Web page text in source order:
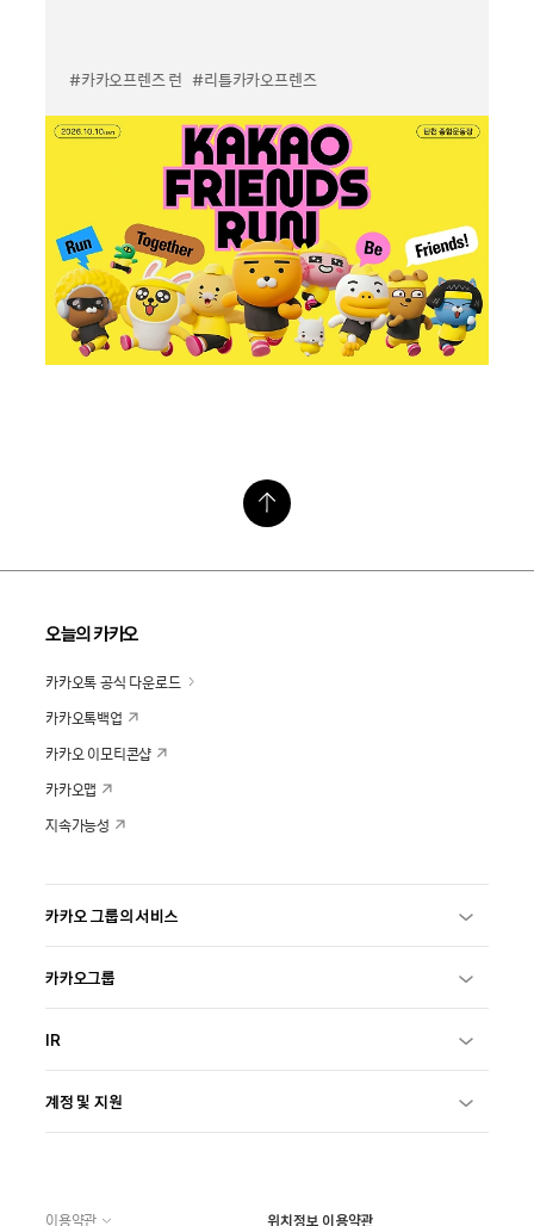
#카카오프렌즈 런 #리틀카카오프렌즈
오늘의 카카오
카카오톡 공식 다운로드
카카오톡백업
카카오 이모티콘샵
카카오맵
지속가능성
카카오 그룹의 서비스
카카오그룹
IR
계정 및 지원
이용약관 위치정보 이용약관